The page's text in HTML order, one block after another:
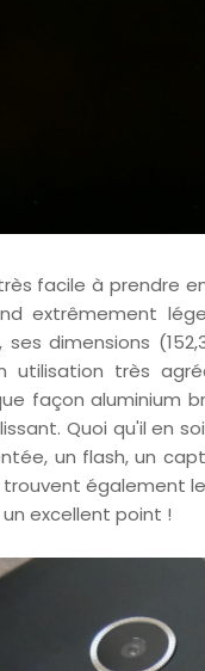
facile à prendre
extrêmement
dimensions
utilisation très
façon aluminium
Quoi qu'il en
un flash, un
également
excellent point !